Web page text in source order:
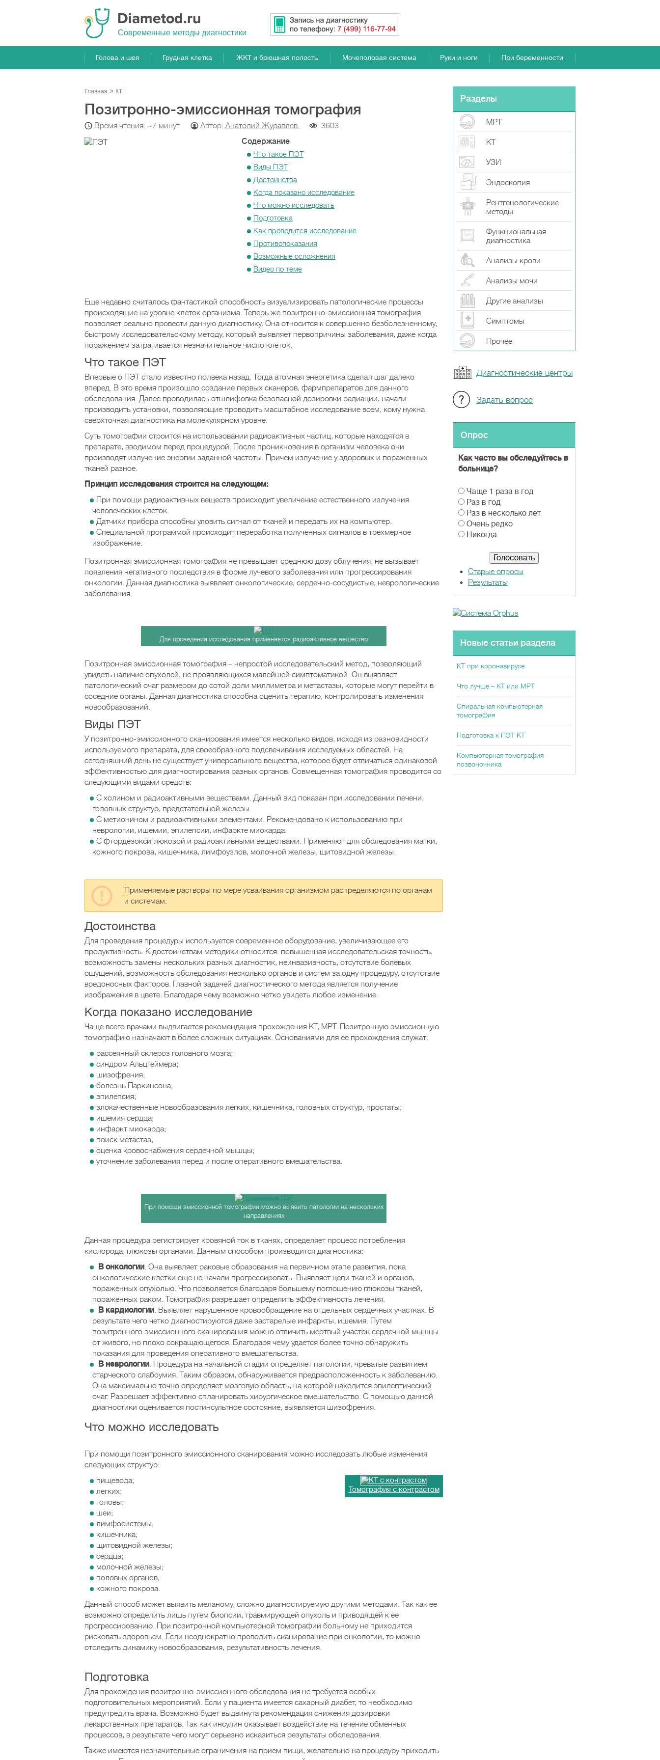
Cовременные методы диагностики
Голова и шея Грудная клетка ЖКТ и брюшная полость Мочеполовая система Руки и ноги При беременности
Главная КТ
Позитронно-эмиссионная томография
Время чтения: ~7 минут Автор: Анатолий Журавлев
3603
Содержание
Что такое ПЭТ
Виды ПЭТ
Достоинства
Когда показано исследование
Что можно исследовать
Подготовка
Как проводится исследование
Противопоказания
Возможные осложнения
Видео по теме
Еще недавно считалось фантастикой способность визуализировать патологические процессы
происходящие на уровне клеток организма. Теперь же позитронно-эмиссионная томография
позволяет реально провести данную диагностику. Она относится к совершенно безболезненному,
быстрому исследовательскому методу, который выявляет первопричины заболевания, даже когда
поражением затрагивается незначительное число клеток.
Что такое ПЭТ
Впервые о ПЭТ стало известно полвека назад. Тогда атомная энергетика сделал шаг далеко
вперед. В это время произошло создание первых сканеров, фармпрепаратов для данного
обследования. Далее проводилась отшлифовка безопасной дозировки радиации, начали
производить установки, позволяющие проводить масштабное исследование всем, кому нужна
сверхточная диагностика на молекулярном уровне.
Суть томографии строится на использовании радиоактивных частиц, которые находятся в
препарате, вводимом перед процедурой. После проникновения в организм человека они
производят излучение энергии заданной частоты. Причем излучение у здоровых и пораженных
тканей разное.
Принцип исследования строится на следующем:
При помощи радиоактивных веществ происходит увеличение естественного излучения
человеческих клеток.
Датчики прибора способны уловить сигнал от тканей и передать их на компьютер.
Специальной программой происходит переработка полученных сигналов в трехмерное
изображение.
Позитронная эмиссионная томография не превышает среднюю дозу облучения, не вызывает
появления негативного последствия в форме лучевого заболевания или прогрессирования
онкологии. Данная диагностика выявляет онкологические, сердечно-сосудистые, неврологические
заболевания.
Для проведения исследования применяется радиоактивное вещество
Позитронная эмиссионная томография – непростой исследовательский метод, позволяющий
увидеть наличие опухолей, не проявляющихся малейшей симптоматикой. Он выявляет
патологический очаг размером до сотой доли миллиметра и метастазы, которые могут перейти в
соседние органы. Данная диагностика способна оценить терапию, контролировать изменения
новообразований.
Виды ПЭТ
У позитронно-эмиссионного сканирования имеется несколько видов, исходя из разновидности
используемого препарата, для своеобразного подсвечивания исследуемых областей. На
сегодняшний день не существует универсального вещества, которое будет отличаться одинаковой
эффективностью для диагностирования разных органов. Совмещенная томография проводится со
следующими видами средств:
С холином и радиоактивными веществами. Данный вид показан при исследовании печени,
головных структур, предстательной железы.
С метионином и радиоактивными элементами. Рекомендовано к использованию при
неврологии, ишемии, эпилепсии, инфаркте миокарда.
С фтордезоксиглюкозой и радиоактивными веществами. Применяют для обследования матки,
кожного покрова, кишечника, лимфоузлов, молочной железы, щитовидной железы.
Применяемые растворы по мере усваивания организмом распределяются по органам
и системам.
Достоинства
Для проведения процедуры используется современное оборудование, увеличивающее его
продуктивность. К достоинствам методики относится: повышенная исследовательская точность,
возможность замены нескольких разных диагностик, неинвазивность, отсутствие болевых
ощущений, возможность обследования несколько органов и систем за одну процедуру, отсутствие
вредоносных факторов. Главной задачей диагностического метода является получение
изображения в цвете. Благодаря чему возможно четко увидеть любое изменение.
Когда показано исследование
Чаще всего врачами выдвигается рекомендация прохождения КТ, МРТ. Позитронную эмиссионную
томографию назначают в более сложных ситуациях. Основаниями для ее прохождения служат:
рассеянный склероз головного мозга;
синдром Альцгеймера;
шизофрения;
болезнь Паркинсона;
эпилепсия;
злокачественные новообразования легких, кишечника, головных структур, простаты;
ишемия сердца;
инфаркт миокарда;
поиск метастаз;
оценка кровоснабжения сердечной мышцы;
уточнение заболевания перед и после оперативного вмешательства.
При помощи эмиссионной томографии можно выявить патологии на нескольких
направлениях
Данная процедура регистрирует кровяной ток в тканях, определяет процесс потребления
кислорода, глюкозы органами. Данным способом производится диагностика:
В онкологии. Она выявляет раковые образования на первичном этапе развития, пока
онкологические клетки еще не начали прогрессировать. Выявляет цепи тканей и органов,
пораженных опухолью. Что позволяется благодаря большему поглощению глюкозы тканей,
пораженных раком. Томография разрешает определить эффективность лечения.
В кардиологии. Выявляет нарушенное кровообращение на отдельных сердечных участках. В
результате чего четко диагностируются даже застарелые инфаркты, ишемия. Путем
позитронного эмиссионного сканирования можно отличить мертвый участок сердечной мышцы
от живого, но плохо сокращающегося. Благодаря чему удается более точно обнаружить
показания для проведения оперативного вмешательства.
В неврологии. Процедура на начальной стадии определяет патологии, чреватые развитием
старческого слабоумия. Таким образом, обнаруживается предрасположенность к заболеванию.
Она максимально точно определяет мозговую область, на которой находится эпилептический
очаг. Разрешает эффективно спланировать хирургическое вмешательство. С помощью данной
диагностики оценивается постинсультное состояние, выявляется шизофрения.
Что можно исследовать
При помощи позитронного эмиссионного сканирования можно исследовать любые изменения
следующих структур:
Томография с контрастом
пищевода;
легких;
головы;
шеи;
лимфосистемы;
кишечника;
щитовидной железы;
сердца;
молочной железы;
половых органов;
кожного покрова.
Данный способ может выявить меланому, сложно диагностируемую другими методами. Так как ее
возможно определить лишь путем биопсии, травмирующей опухоль и приводящей к ее
прогрессированию. При позитронной компьютерной томографии больному не приходится
рисковать здоровьем. Если неоднократно проводить сканирование при онкологии, то можно
отследить динамику новообразования, результативность лечения.
Подготовка
Для прохождения позитронно-эмиссионного обследования не требуется особых
подготовительных мероприятий. Если у пациента имеется сахарный диабет, то необходимо
предупредить врача. Возможно будет выдвинута рекомендация снижения дозировки
лекарственных препаратов. Так как инсулин оказывает воздействие на течение обменных
процессов, в результате чего могут серьезно исказиться результаты обследования.
Также имеются незначительные ограничения на прием пищи, желательно на процедуру приходить
Разделы
МРТ
КТ
УЗИ
Эндоскопия
Рентгенологические
методы
Функциональная
диагностика
Анализы крови
Анализы мочи
Другие анализы
Симптомы
Прочeе
Диагностические центры
Задать вопрос
Опрос
Как часто вы обследуйтесь в
больнице?
В
а
р
и
а
Чаще 1 раза в год
Раз в год
Раз в несколько лет
Очень редко
Никогда
Старые опросы
Результаты
Новые статьи раздела
КТ при коронавирусе
Что лучше – КТ или МРТ
Спиральная компьютерная
томография
Подготовка к ПЭТ КТ
Компьютерная томография
позвоночника